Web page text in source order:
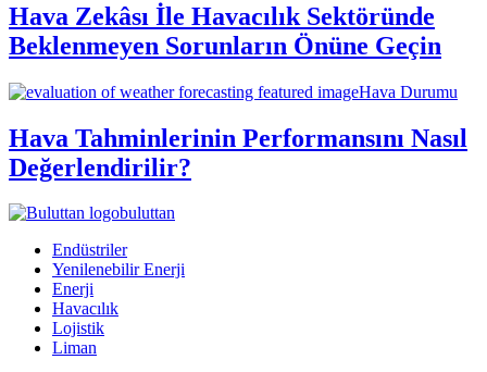
Hava Zekâsı İle Havacılık Sektöründe
Beklenmeyen Sorunların Önüne Geçin
Hava Durumu
Hava Tahminlerinin Performansını Nasıl
Değerlendirilir?
buluttan
Endüstriler
Yenilenebilir Enerji
Enerji
Havacılık
Lojistik
Liman